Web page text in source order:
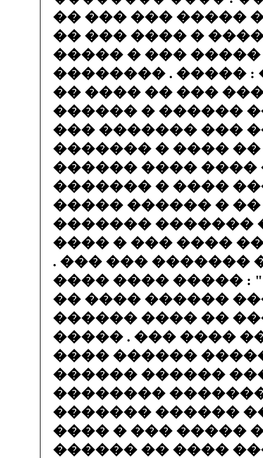
�� ��� ��� �����
�� ��� ���� �
����� � ���
�������� . �����
�� ���� �� ���
������ � ������
��� ������� ���
������� � ����
������ ���� ����
������� � ����
����� ������ �
������� �������
���� � ��� ����
. ��� ��� �������
���� ���� ����� :
�� ���� ������
������ ���� ��
����� . ��� ����
���� ������
������ ������
��������
������� ������
���� � ��� �����
������ �� ����